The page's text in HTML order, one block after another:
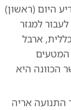
היום (ראשון)
למגזר
ארבל
המטעים
הכוונה היא
התנועה אריה